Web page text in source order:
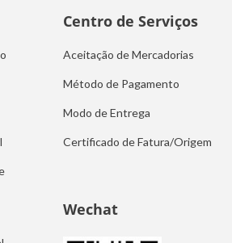
Centro de Serviços
Aceitação de Mercadorias
Método de Pagamento
Modo de Entrega
Certificado de Fatura/Origem
Wechat